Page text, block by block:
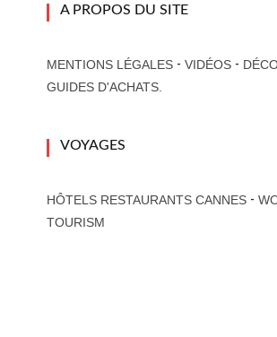
A PROPOS DU SITE
MENTIONS LÉGALES- VIDÉOS-
GUIDES D'ACHATS.
VOYAGES
HÔTELS RESTAURANTS CANNES-
TOURISM